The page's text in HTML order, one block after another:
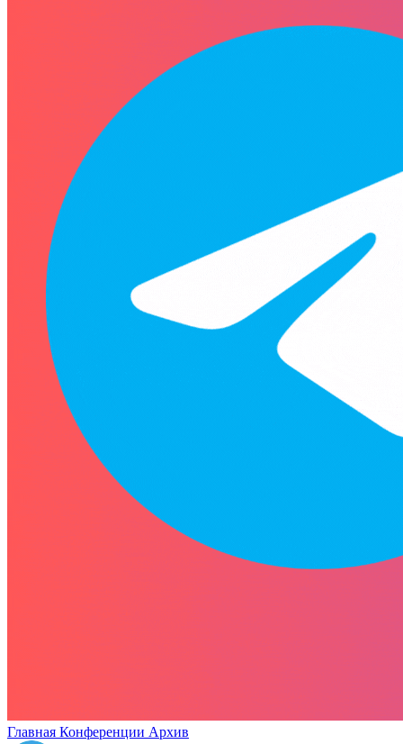
Главная Конференции Архив